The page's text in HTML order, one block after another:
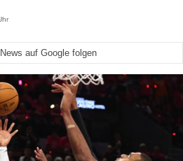
auf Google folgen